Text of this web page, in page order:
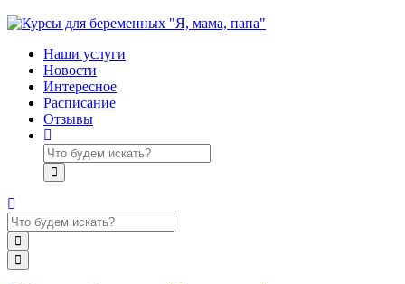
Наши услуги
Новости
Интересное
Расписание
Отзывы